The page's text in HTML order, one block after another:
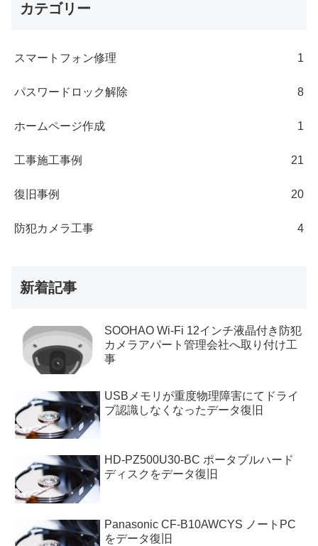
カテゴリー
スマートフォン修理 1
パスワードロック解除 8
ホームページ作成 1
工事施工事例 21
復旧事例 20
防犯カメラ工事 4
新着記事
SOOHAO Wi-Fi 12インチ液晶付き防犯
カメラアパート管理会社へ取り付け工
事
USBメモリが重度物理障害にてドライ
ブ認識しなくなったデータ復旧
HD-PZ500U30-BC ポータブルハード
ディスクをデータ復旧
Panasonic CF-B10AWCYS ノートPC
をデータ復旧